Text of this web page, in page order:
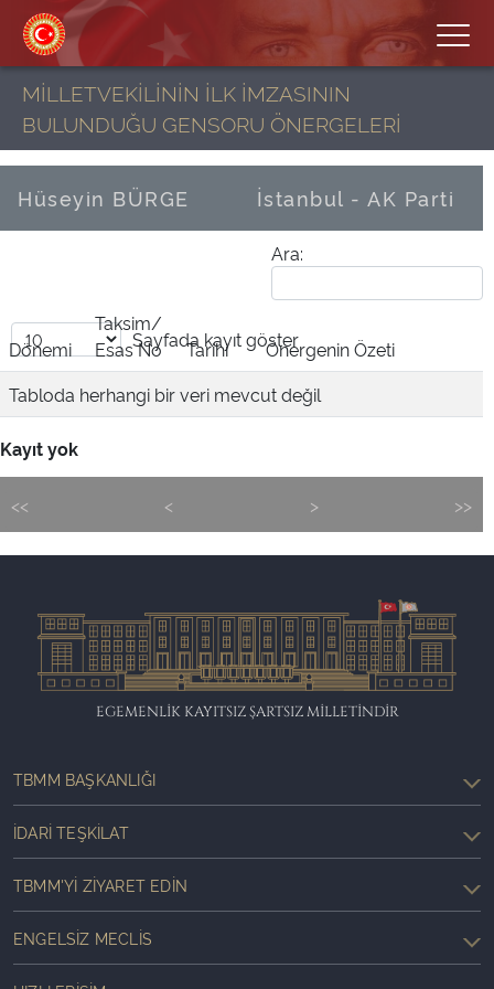
MİLLETVEKİLİNİN İLK İMZASININ
BULUNDUĞU GENSORU ÖNERGELERİ
Hüseyin BÜRGE İstanbul - AK Parti
Ara:
Sayfada kayıt göster
Dönemi
Taksim/
Esas No
Tarihi
Önergenin Özeti
Tabloda herhangi bir veri mevcut değil
Kayıt yok
<< < > >>
EGEMENLİK KAYITSIZ ŞARTSIZ MİLLETİNDİR
TBMM BAŞKANLIĞI
İDARI TEŞKILAT
TBMM'YI ZIYARET EDIN
ENGELSIZ MECLIS